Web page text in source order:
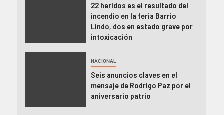
22 heridos es el resultado del
incendio en la feria Barrio
Lindo, dos en estado grave por
intoxicación
NACIONAL
Seis anuncios claves en el
mensaje de Rodrigo Paz por el
aniversario patrio